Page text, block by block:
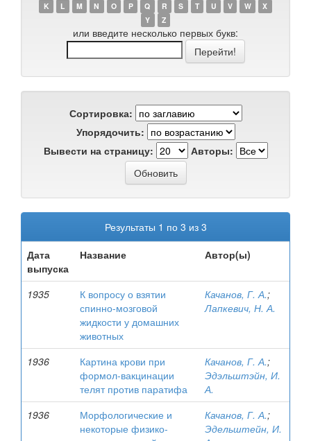
K
L M N O P Q R S T U V W
X
Y
Z
или введите несколько первых букв:
Сортировка:
Упорядочить:
Вывести на страницу:
Авторы:
Результаты 1 по 3 из 3
Дата
выпуска
Название Автор(ы)
1935
К вопросу о взятии
спинно-мозговой
жидкости у домашних
животных
Качанов, Г. А.;
Лапкевич, Н. А.
1936
Картина крови при
формол-вакцинации
телят против паратифа
Качанов, Г. А.;
Эдэльштэйн, И.
А.
1936
Морфологические и
некоторые физико-
Качанов, Г. А.;
Эдельштейн, И.